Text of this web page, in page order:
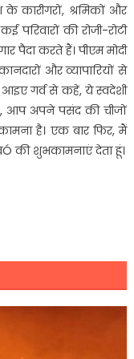
कारीगरों, श्रमिकों और
परिवारों की रोजी-रोटी
करते हैं। पीएम मोदी
और व्यापारियों से
आइए गर्व से कहें, ये स्वदेशी
अपने पसंद की चीजों
है। एक बार फिर, मैं
की शुभकामनाएं देता हूं।